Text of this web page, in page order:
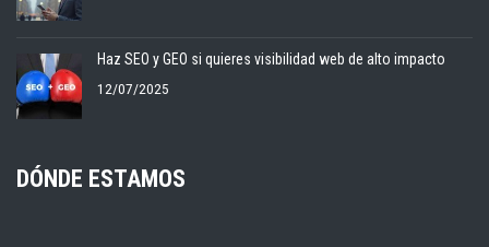
Haz SEO y GEO si quieres visibilidad web de alto impacto
12/07/2025
DÓNDE ESTAMOS